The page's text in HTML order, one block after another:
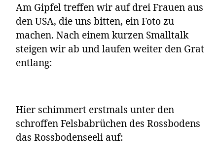
Am Gipfel treffen wir auf drei Frauen aus
den USA, die uns bitten, ein Foto zu
machen. Nach einem kurzen Smalltalk
steigen wir ab und laufen weiter den Grat
entlang:
Hier schimmert erstmals unter den
schroffen Felsbabrüchen des Rossbodens
das Rossbodenseeli auf: